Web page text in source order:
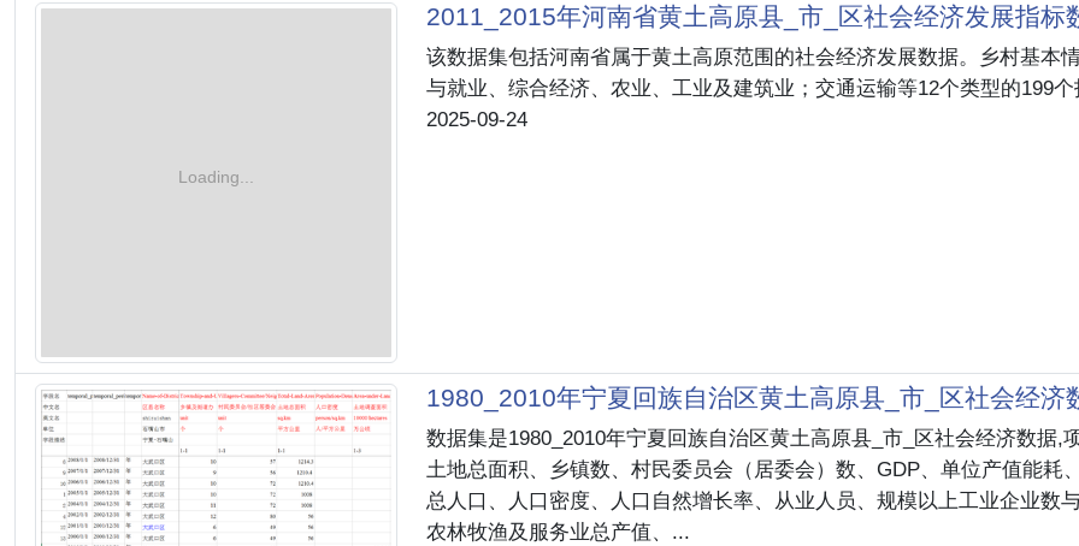
2011_2015年河南省黄土高原县_市_区社会经济发展指标
该数据集包括河南省属于黄土高原范围的社会经济发展数据。乡村基本
与就业、综合经济、农业、工业及建筑业；交通运输等12个类型的199个
2025-09-24
1980_2010年宁夏回族自治区黄土高原县_市_区社会经济
数据集是1980_2010年宁夏回族自治区黄土高原县_市_区社会经济数据,
土地总面积、乡镇数、村民委员会（居委会）数、GDP、单位产值能耗、
总人口、人口密度、人口自然增长率、从业人员、规模以上工业企业数与
农林牧渔及服务业总产值、...